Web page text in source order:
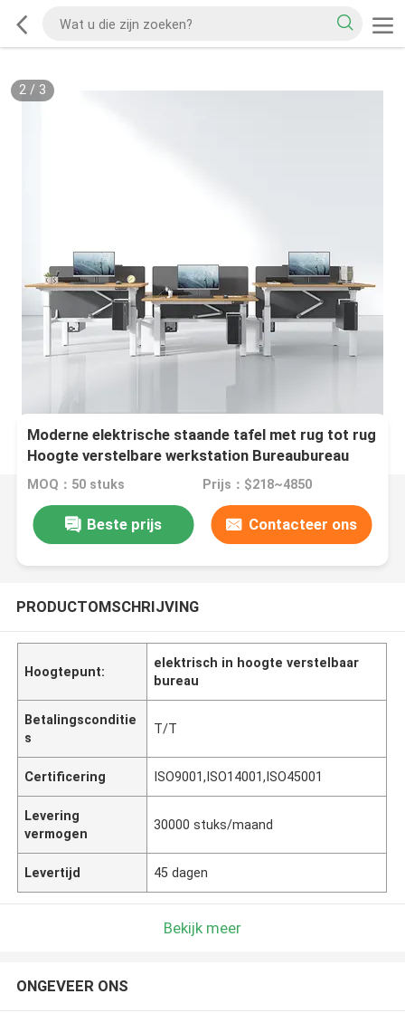
2/ 3
Moderne elektrische staande tafel met rug tot rug
Hoogte verstelbare werkstation Bureaubureau
MOQ：50 stuks Prijs：$218~4850
Beste prijs Contacteer ons
PRODUCTOMSCHRIJVING
Hoogtepunt:
elektrisch in hoogte verstelbaar
bureau
Betalingsconditie
s
T/T
Certificering ISO9001,ISO14001,ISO45001
Levering
vermogen
30000 stuks/maand
Levertijd 45 dagen
Bekijk meer
ONGEVEER ONS